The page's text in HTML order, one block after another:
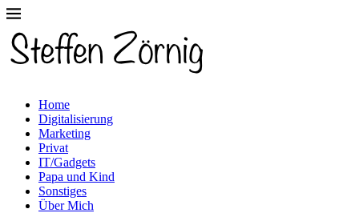
Home
Digitalisierung
Marketing
Privat
IT/Gadgets
Papa und Kind
Sonstiges
Über Mich